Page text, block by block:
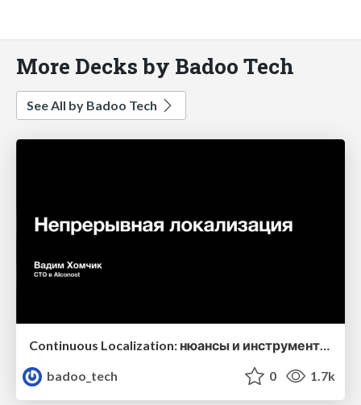
More Decks by Badoo Tech
See All by Badoo Tech
Continuous Localization: нюансы и инструменты проектов разного типа и размера (Вадим Хомчик, CTO Alconost)
badoo_tech
0 1.7k